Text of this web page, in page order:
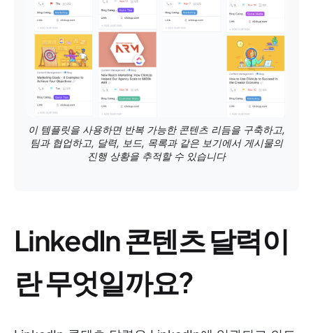
이 템플릿을 사용하면 반복 가능한 콘텐츠 리듬을 구축하고,
팀과 협업하고, 달력, 보드, 목록과 같은 보기에서 게시물의
진행 상황을 추적할 수 있습니다
LinkedIn 콘텐츠 달력이
란 무엇일까요?